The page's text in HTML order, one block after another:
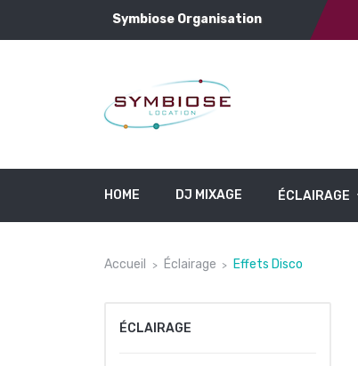
Symbiose Organisation
HOME DJ MIXAGE ÉCLAIRAGE
Accueil Éclairage Effets Disco
ÉCLAIRAGE